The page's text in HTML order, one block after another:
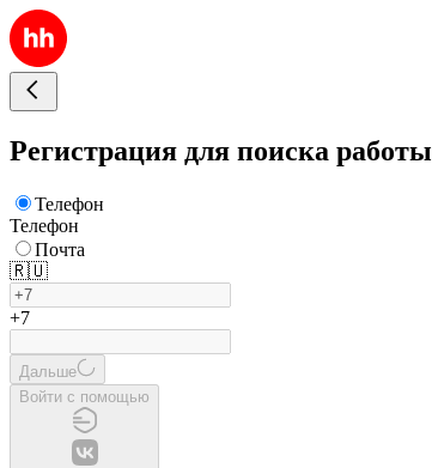
Регистрация для поиска работы
Телефон
Телефон
Почта
🇷🇺
+7
Дальше
Войти с помощью